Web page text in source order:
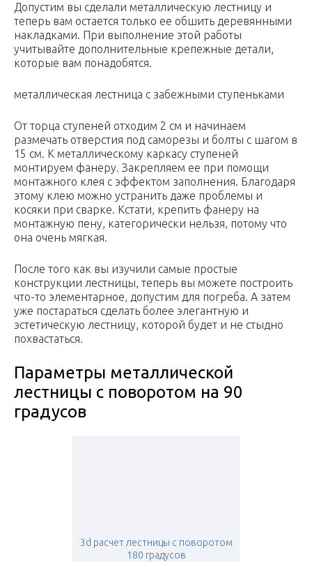
Допустим вы сделали металлическую лестницу и
теперь вам остается только ее обшить деревянными
накладками. При выполнение этой работы
учитывайте дополнительные крепежные детали,
которые вам понадобятся.
металлическая лестница с забежными ступеньками
От торца ступеней отходим 2 см и начинаем
размечать отверстия под саморезы и болты с шагом в
15 см. К металлическому каркасу ступеней
монтируем фанеру. Закрепляем ее при помощи
монтажного клея с эффектом заполнения. Благодаря
этому клею можно устранить даже проблемы и
косяки при сварке. Кстати, крепить фанеру на
монтажную пену, категорически нельзя, потому что
она очень мягкая.
После того как вы изучили самые простые
конструкции лестницы, теперь вы можете построить
что-то элементарное, допустим для погреба. А затем
уже постараться сделать более элегантную и
эстетическую лестницу, которой будет и не стыдно
похвастаться.
Параметры металлической
лестницы с поворотом на 90
градусов
3d расчет лестницы с поворотом
180 градусов